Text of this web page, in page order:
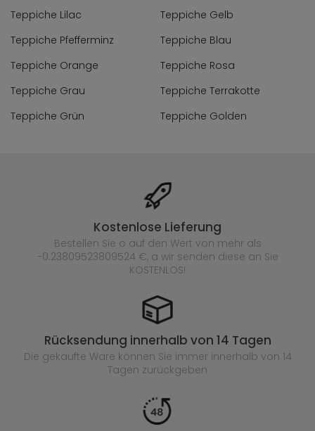
Teppiche Lilac
Teppiche Gelb
Teppiche Pfefferminz
Teppiche Blau
Teppiche Orange
Teppiche Rosa
Teppiche Grau
Teppiche Terrakotte
Teppiche Grün
Teppiche Golden
Kostenlose Lieferung
Bestellen Sie o auf den Wert von mehr als
-0.23809523809524 €, a wir senden diese an Sie
KOSTENLOS!
Rücksendung innerhalb von 14 Tagen
Die gekaufte Ware können Sie immer innerhalb von 14
Tagen zurückgeben